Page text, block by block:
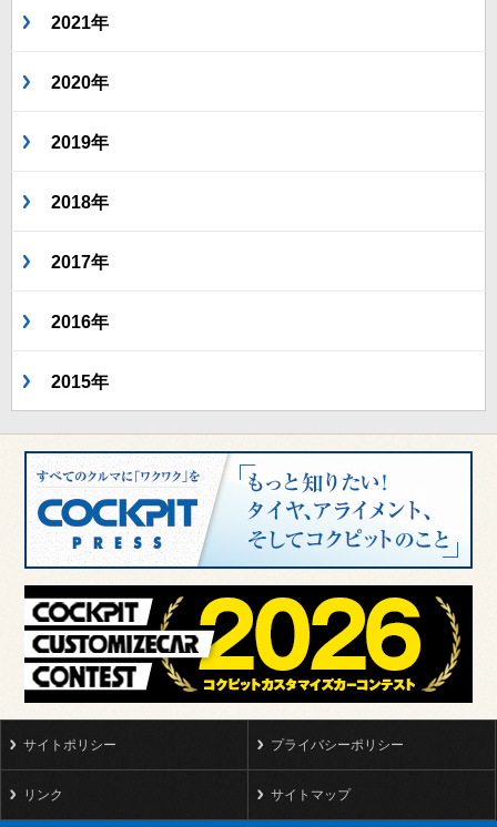
2021年
2020年
2019年
2018年
2017年
2016年
2015年
サイトポリシー プライバシーポリシー
リンク サイトマップ